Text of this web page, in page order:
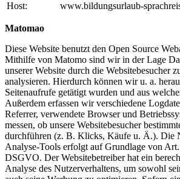
Host:
www.bildungsurlaub-
Matomao
Diese Website benutzt den Open Source
Mithilfe von Matomo sind wir in der Lage
unserer Website durch die Websitebesucher
analysieren. Hierdurch können wir u. a.
Seitenaufrufe getätigt wurden und aus
Außerdem erfassen wir verschiedene
Referrer, verwendete Browser und
messen, ob unsere Websitebesucher
durchführen (z. B. Klicks, Käufe u. Ä.). Die
Analyse-Tools erfolgt auf Grundlage von
DSGVO. Der Websitebetreiber hat ein
Analyse des Nutzerverhaltens, um sowohl